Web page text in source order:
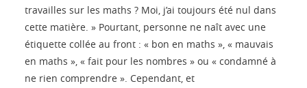
travailles sur les maths ? Moi, j’ai toujours été nul dans
cette matière. » Pourtant, personne ne naît avec une
étiquette collée au front : « bon en maths », « mauvais
en maths », « fait pour les nombres » ou « condamné à
ne rien comprendre ». Cependant, et